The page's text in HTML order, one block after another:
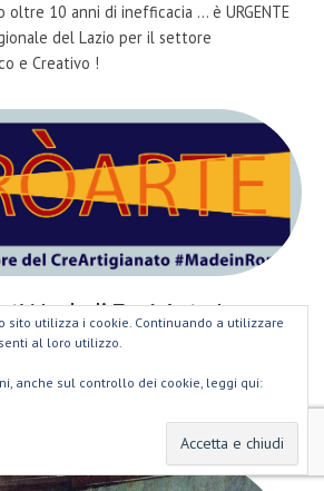
10 anni di inefficacia ... è URGENTE
del Lazio per il settore
e Creativo !
di FaròArte !
tutela e sviluppo del "Saper Fare
solo). Per partecipare contattaci via
o via e-Mail a info@faroarte.it
sito utilizza i cookie. Continuando a utilizzare
al loro utilizzo.
anche sul controllo dei cookie, leggi qui: